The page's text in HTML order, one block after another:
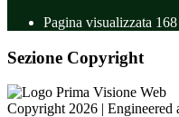
Pagina visualizzata 168
Sezione Copyright
Copyright 2026 | Engineered